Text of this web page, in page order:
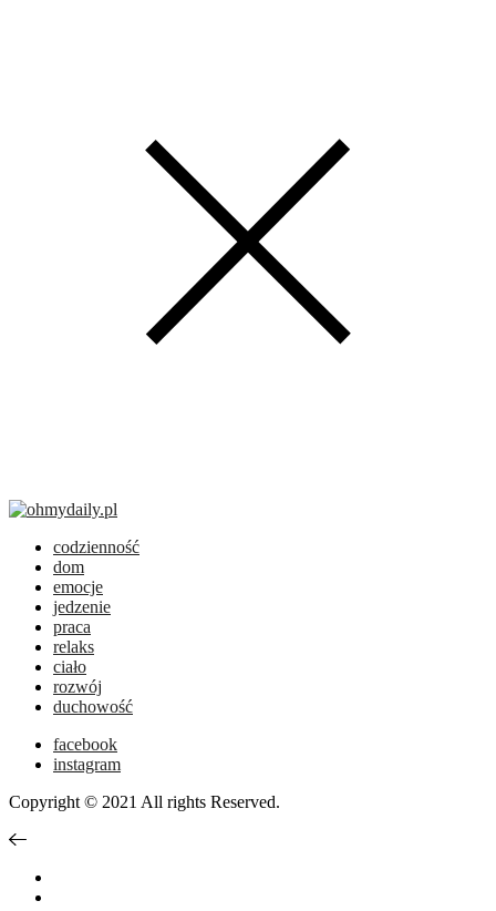
codzienność
dom
emocje
jedzenie
praca
relaks
ciało
rozwój
duchowość
facebook
instagram
Copyright © 2021 All rights Reserved.